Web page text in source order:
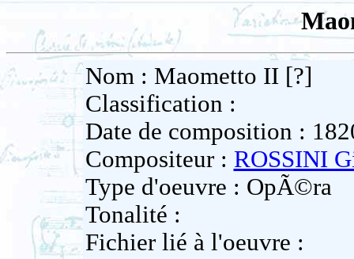
Nom : Maometto II [?]
Classification :
Date de composition :
Compositeur : ROSSINI
Type d'oeuvre : OpÃ©ra
Tonalité :
Fichier lié à l'oeuvre :